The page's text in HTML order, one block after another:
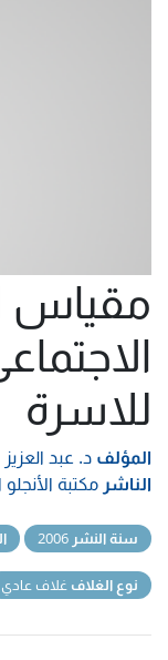
مقياس
للاسرة
المؤلف د. عبد
الناشر مكتبة
سنة النشر
نوع الغلاف غلاف عادي